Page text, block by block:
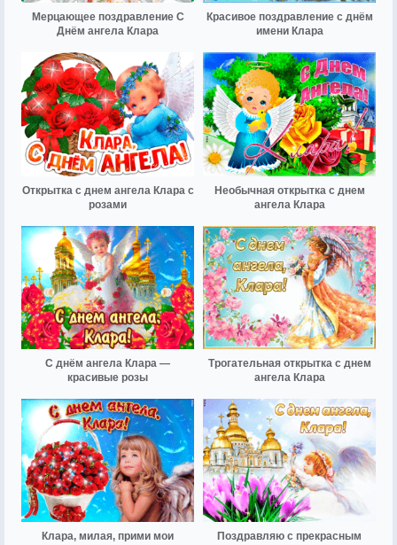
Мерцающее поздравление С
Днём ангела Клара
Красивое поздравление с днём
имени Клара
Открытка с днем ангела Клара с
розами
Необычная открытка с днем
ангела Клара
С днём ангела Клара —
красивые розы
Трогательная открытка с днем
ангела Клара
Клара, милая, прими мои
Поздравляю с прекрасным